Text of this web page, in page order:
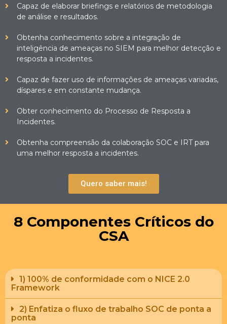
Capaz de elaborar briefings e relatórios de metodologia
de análise e resultados.
Obtenha conhecimento sobre a integração de
inteligência de ameaças no SIEM para melhor detecção e
resposta a incidentes.
Capaz de fazer uso de informações de ameaças variadas,
díspares e em constante mudança.
Obter conhecimento do Processo de Resposta a
Incidentes.
Obtenha compreensão da colaboração SOC e IRT para
uma melhor resposta a incidentes.
Quero saber mais!
8 Componentes Críticos do
CSA
1) 100% de conformidade com o NICE 2.0
Framework
2) Enfatiza o fluxo de trabalho SOC de ponta a
ponta